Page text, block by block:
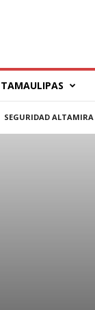
TAMAULIPAS
SEGURIDAD ALTAMIRA